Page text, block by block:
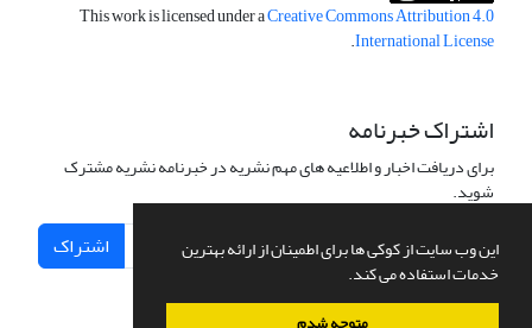
این وب سایت از کوکی ها برای اطمینان از ارائه بهترین
خدمات استفاده می کند.
This work is licensed under aCreative Commons Attribution 4.0
International License
.
اشتراک خبرنامه
برای دریافت اخبار و اطلاعیه های مهم نشریه در خبرنامه نشریه مشترک
شوید.
اشتراک